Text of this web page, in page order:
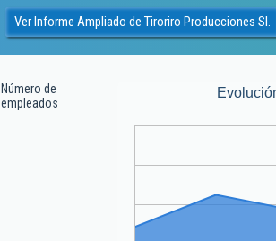
Ver Informe Ampliado de Tiroriro Producciones Sl.
Número de
empleados